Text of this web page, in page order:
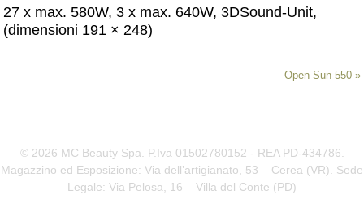
27 x max. 580W, 3 x max. 640W, 3DSound-Unit,
(dimensioni 191 × 248)
Open Sun 550»
© 2026 MC Beauty Spa. P.Iva 01502780152 - REA PD-434786.
Magazzino ed Esposizione: Via dell’artigianato, 53 – Cerea (VR). Sede
Legale: Via Pelosa, 16 – Villa del Conte (PD)